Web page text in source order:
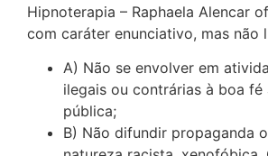
Hipnoterapia – Raphaela Alencar
com caráter enunciativo, mas não
A) Não se envolver em
ilegais ou contrárias à boa fé
pública;
B) Não difundir propaganda